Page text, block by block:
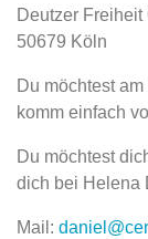
Deutzer Freiheit
50679 Köln
Du möchtest
komm einfach
Du möchtest
dich bei Helena
Mail: